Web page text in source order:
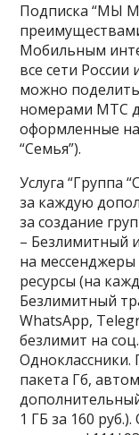
Подписка “МЫ
Мобильным
все сети
можно
номерами МТС
оформленные
“Семья”).
Услуга “Группа
за каждую
за создание
– Безлимитный
на мессенджеры
ресурсы (на
Безлимитный
WhatsApp,
безлимит на
Одноклассники.
пакета Гб,
1 ГБ за 160